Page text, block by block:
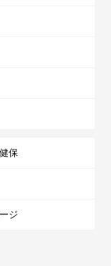
保
ジ